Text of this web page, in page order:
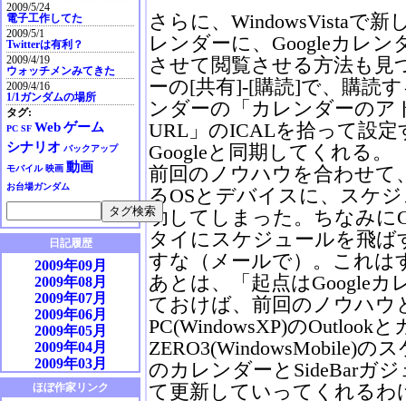
さらに、WindowsVistaで新
レンダーに、Googleカレ
させて閲覧させる方法も見
ーの[共有]-[購読]で、購読
ンダーの「カレンダーのア
URL」のICALを拾って設
Googleと同期してくれる。
前回のノウハウを合わせて
るOSとデバイスに、スケ
功してしまった。ちなみに
タイにスケジュールを飛
すな（メールで）。これは
あとは、「起点はGoogleカ
ておけば、前回のノウハウ
PC(WindowsXP)のOutlook
ZERO3(WindowsMobile)の
のカレンダーとSideBarガ
て更新していってくれるわ
2009/5/24
電子工作してた
2009/5/1
Twitterは有利？
2009/4/19
ウォッチメンみてきた
2009/4/16
1/1ガンダムの場所
タグ:
PC SF Webゲーム
シナリオ バックアップ
モバイル 映画 動画
お台場ガンダム
日記履歴
2009年09月
2009年08月
2009年07月
2009年06月
2009年05月
2009年04月
2009年03月
2009年02月
2009年01月
ほぼ作家リンク